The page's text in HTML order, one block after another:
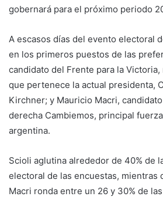
gobernará para el próximo periodo
A escasos días del evento electoral
en los primeros puestos de las
candidato del Frente para la
que pertenece la actual presidenta,
Kirchner; y Mauricio Macri,
derecha Cambiemos, principal
argentina.
Scioli aglutina alrededor de 40% de
electoral de las encuestas, mientras
Macri ronda entre un 26 y 30% de